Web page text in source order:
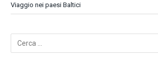
Viaggio nei paesi Baltici